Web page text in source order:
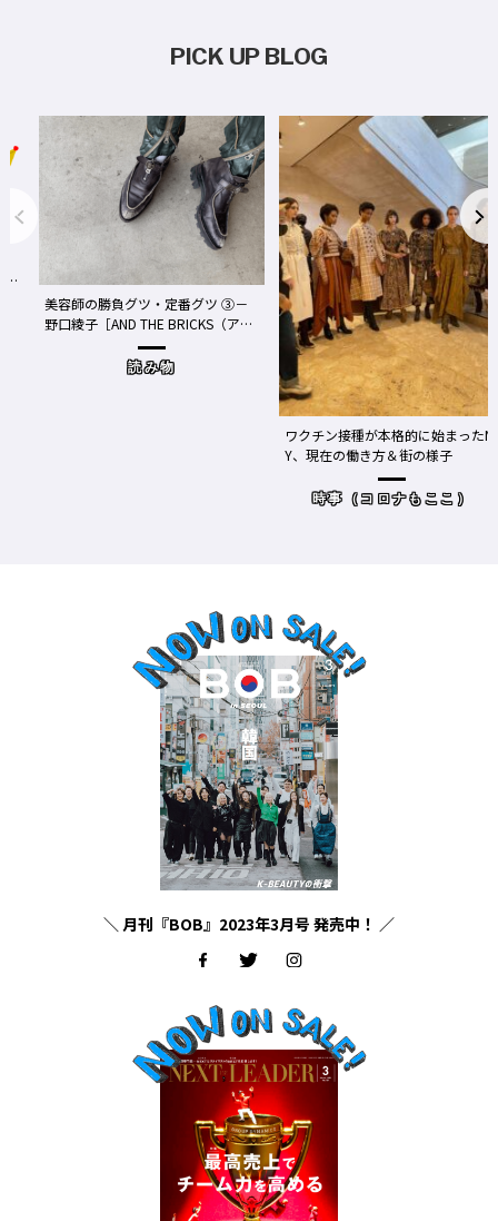
PICK UP BLOG
美容師の勝負グツ・定番グツ ③－
野口綾子［AND THE BRICKS（アン
ドザブリックス）／神奈川県鎌倉
読み物
ワクチン接種が本格的に始まったN
Y、現在の働き方＆街の様子
時事（コロナもここ）
＼ 月刊『BOB』2023年3月号 発売中！ ／